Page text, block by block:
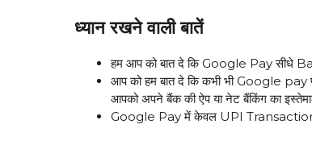
ध्यान रखने वाली बातें
हम आप को बात दे कि Google Pay सीधे
आप को हम बात दे कि कभी भी Google pay
आपको अपने बैंक की ऐप या नेट बैंकिंग का
Google Pay में केवल UPI Transaction